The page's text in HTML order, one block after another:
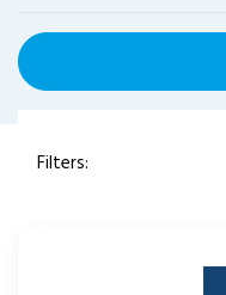
Filters: